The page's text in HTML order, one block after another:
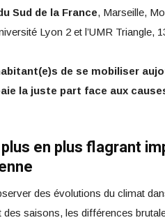
Sud de la France, Marseille,
Lyon 2 et l’UMR Triangle,
de se mobiliser
la juste part face aux
en plus flagrant
des évolutions du climat
saisons, les différences